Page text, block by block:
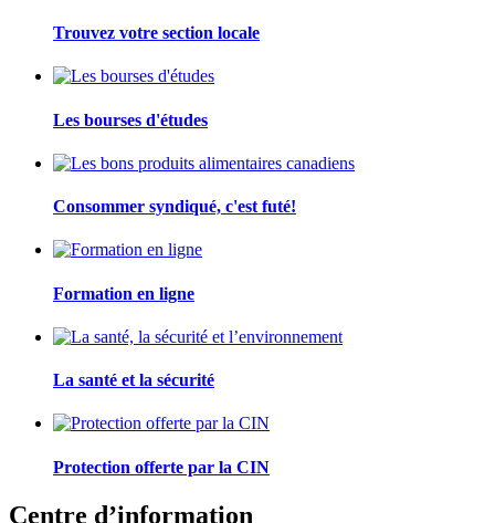
Trouvez votre section locale
Les bourses d'études
Consommer syndiqué, c'est futé!
Formation en ligne
La santé et la sécurité
Protection offerte par la CIN
Centre d’information